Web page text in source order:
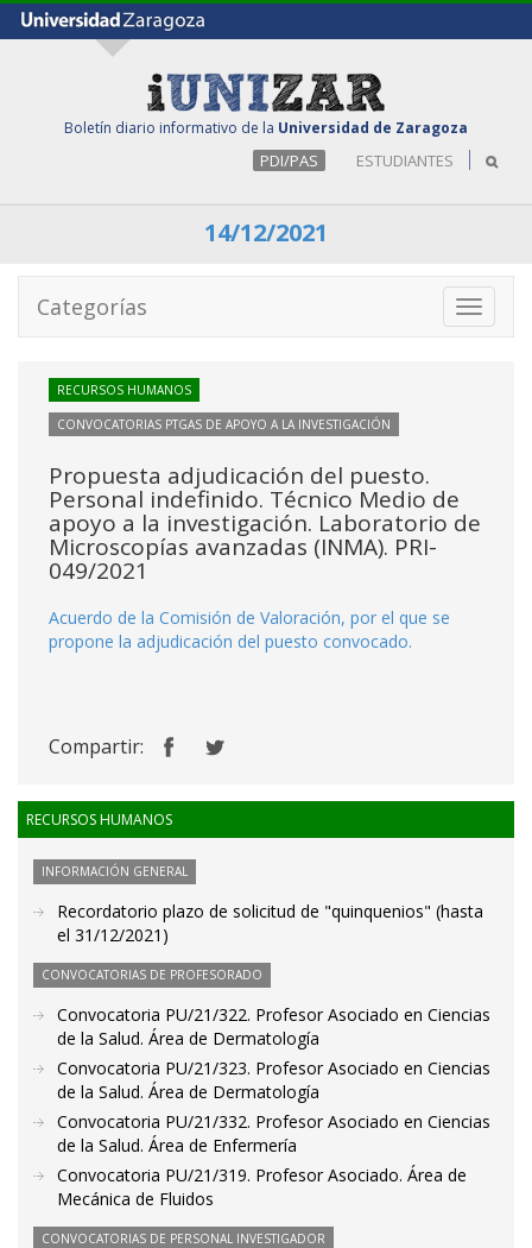
Boletín diario informativo de la Universidad de Zaragoza
PDI/PAS ESTUDIANTES
14/12/2021
Toggle
Categorías
RECURSOS HUMANOS
CONVOCATORIAS PTGAS DE APOYO A LA INVESTIGACIÓN
Propuesta adjudicación del puesto.
Personal indefinido. Técnico Medio de
apoyo a la investigación. Laboratorio de
Microscopías avanzadas (INMA). PRI-
049/2021
Acuerdo de la Comisión de Valoración, por el que se
propone la adjudicación del puesto convocado.
Compartir:
RECURSOS HUMANOS
INFORMACIÓN GENERAL
Recordatorio plazo de solicitud de "quinquenios" (hasta
el 31/12/2021)
CONVOCATORIAS DE PROFESORADO
Convocatoria PU/21/322. Profesor Asociado en Ciencias
de la Salud. Área de Dermatología
Convocatoria PU/21/323. Profesor Asociado en Ciencias
de la Salud. Área de Dermatología
Convocatoria PU/21/332. Profesor Asociado en Ciencias
de la Salud. Área de Enfermería
Convocatoria PU/21/319. Profesor Asociado. Área de
Mecánica de Fluidos
CONVOCATORIAS DE PERSONAL INVESTIGADOR